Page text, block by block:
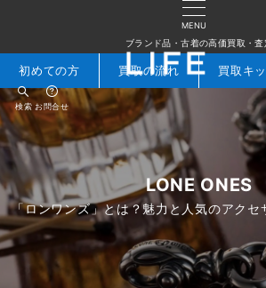
MENU
ブランド品・古着の高価買取・査
検索 お問合せ
初めての方 買取の流れ 買取キ
LONE ONES
「ロンワンズ」とは？魅力と人気のアクセ